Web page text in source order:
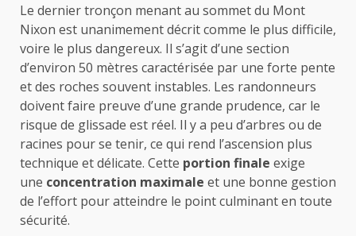
Le dernier tronçon menant au sommet du Mont
Nixon est unanimement décrit comme le plus difficile,
voire le plus dangereux. Il s’agit d’une section
d’environ 50 mètres caractérisée par une forte pente
et des roches souvent instables. Les randonneurs
doivent faire preuve d’une grande prudence, car le
risque de glissade est réel. Il y a peu d’arbres ou de
racines pour se tenir, ce qui rend l’ascension plus
technique et délicate. Cette portion finale exige
une concentration maximale et une bonne gestion
de l’effort pour atteindre le point culminant en toute
sécurité.